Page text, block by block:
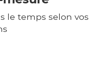
le temps selon vos